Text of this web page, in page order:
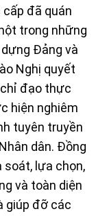
đã quán
trong những
Đảng và
Nghị quyết
đạo thực
hiện nghiêm
tuyên truyền
dân. Đồng
soát, lựa chọn,
và toàn diện
giúp đỡ các